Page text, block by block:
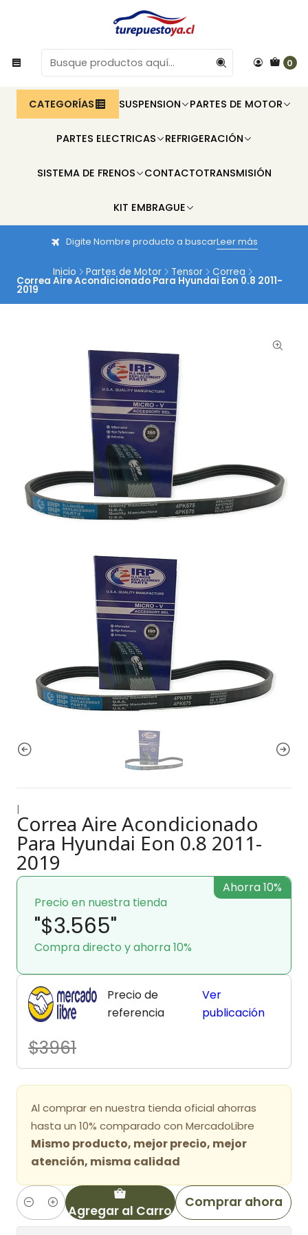
0
CATEGORÍAS SUSPENSION PARTES DE MOTOR
PARTES ELECTRICAS REFRIGERACIÓN
SISTEMA DE FRENOS CONTACTOTRANSMISIÓN
KIT EMBRAGUE
Digite Nombre producto a buscarLeer más
Inicio Partes de Motor Tensor Correa
Correa Aire Acondicionado Para Hyundai Eon 0.8 2011-
2019
|
Correa Aire Acondicionado
Para Hyundai Eon 0.8 2011-
2019
Precio en nuestra tienda
"$3.565"
Compra directo y ahorra 10%
Ahorra 10%
Precio de
referencia
$3961
Ver
publicación
Al comprar en nuestra tienda oficial ahorras
hasta un 10% comparado con MercadoLibre
Mismo producto, mejor precio, mejor
atención, misma calidad
Cantidad Agregar al Carro
Comprar ahora